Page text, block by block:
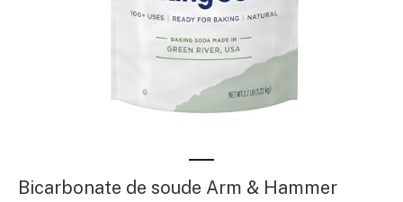
Bicarbonate de soude Arm & Hammer